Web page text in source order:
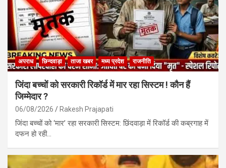
अपराध छिन्दवाड़ा ताजा खबर मध्य प्रदेश राजनीति
जिंदा बच्चों को सरकारी रिकॉर्ड में मार रहा सिस्टम ! कौन हैं
जिम्मेदार ?
06/08/2026 Rakesh Prajapati
जिंदा बच्चों को ‘मार’ रहा सरकारी सिस्टम: छिंदवाड़ा में रिकॉर्ड की कब्रगाह में
दफन हो रही…